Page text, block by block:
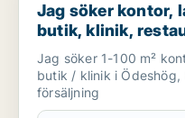
Jag söker kontor,
butik, klinik,
fastighetsmark,
eller garage till
eller Aneby m.fl.
Jag söker 1-100 m²
butik / klinik i Ödeshög,
försäljning